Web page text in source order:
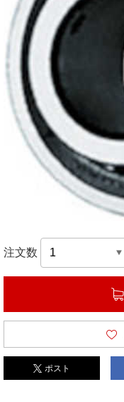
注文数
ポスト